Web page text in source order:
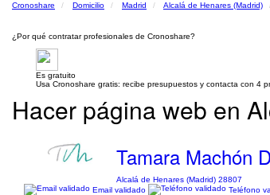
Cronoshare Domicilio Madrid Alcalá de Henares (Madrid)
¿Por qué contratar profesionales de Cronoshare?
Es gratuito
Usa Cronoshare gratis: recibe presupuestos y contacta con 4
Hacer página web en
Tamara Machón
Alcalá de Henares (Madrid) 28807
Email validado
Teléfono